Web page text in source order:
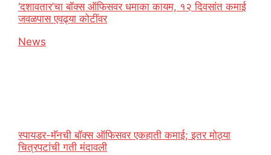
‘दशावतार’चा बॉक्स ऑफिसवर धमाका कायम, १२ दिवसांत कमाई
जवळपास एवढ्या कोटींवर
In relation to
News
स्पायडर-मॅनची बॉक्स ऑफिसवर एकहाती कमाई; इतर मोठ्या
चित्रपटांची गती मंदावली